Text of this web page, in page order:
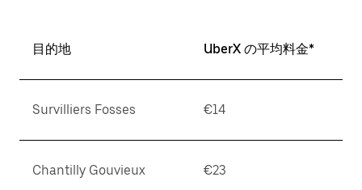
目的地 UberX の平均料金*
Survilliers Fosses €14
Chantilly Gouvieux €23